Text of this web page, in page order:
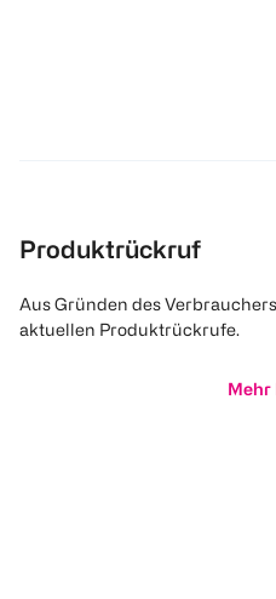
Produktrückruf
Aus Gründen des
aktuellen Produktrückrufe.
Mehr